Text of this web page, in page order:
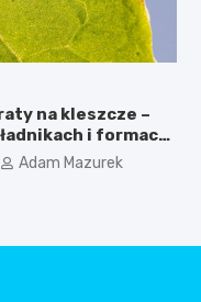
na kleszcze –
i formach
Adam Mazurek